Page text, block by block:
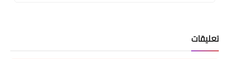
تعليقات